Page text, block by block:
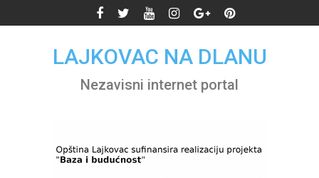
to
LAJKOVAC NA DLANU
Nezavisni internet portal